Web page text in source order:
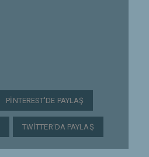
PINTEREST'DE PAYLAŞ
TWITTER'DA PAYLAŞ